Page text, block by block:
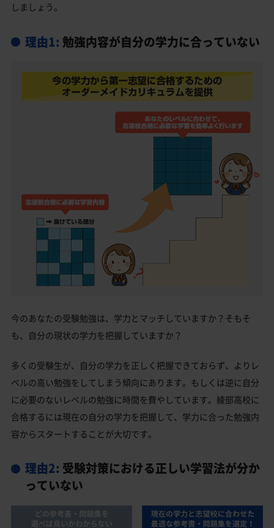
しましょう。
理由1: 勉強内容が自分の学力に合っていない
今のあなたの受験勉強は、学力とマッチしていますか？そもそ
も、自分の現状の学力を把握していますか？
多くの受験生が、自分の学力を正しく把握できておらず、よりレ
ベルの高い勉強をしてしまう傾向にあります。もしくは逆に自分
に必要のないレベルの勉強に時間を費やしています。綾部高校に
合格するには現在の自分の学力を把握して、学力に合った勉強内
容からスタートすることが大切です。
理由2: 受験対策における正しい学習法が分か
っていない